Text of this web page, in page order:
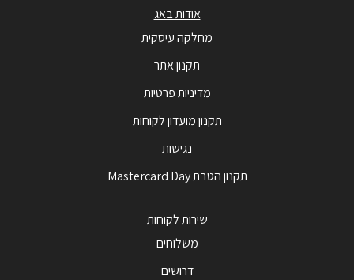
אודות באג
מחלקה עיסקית
תקנון אתר
מדיניות פרטיות
תקנון מועדון לקוחות
נגישות
תקנון הטבת Mastercard Day
שירות לקוחות
משלוחים
דרושים